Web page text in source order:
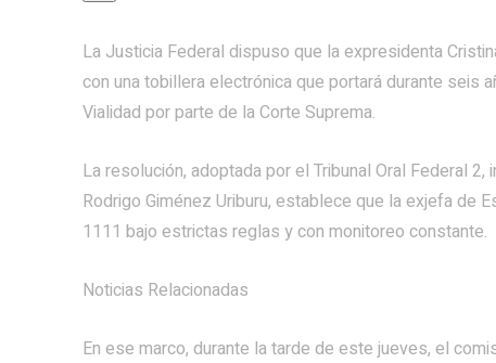
La Justicia Federal dispuso que la expresidenta
con una tobillera electrónica que portará durante seis
Vialidad por parte de la Corte Suprema.
La resolución, adoptada por el Tribunal Oral Federal
Rodrigo Giménez Uriburu, establece que la exjefa de
1111 bajo estrictas reglas y con monitoreo constante.
Noticias Relacionadas
En ese marco, durante la tarde de este jueves, el